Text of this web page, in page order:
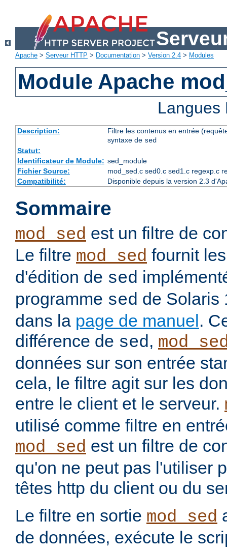
Apache > Serveur HTTP > Documentation > Version 2.4 > Modules
Module Apache
Description:
Filtre les contenus en entrée
syntaxe de sed
Statut:
Identificateur de Module: sed_module
Fichier Source:
mod_sed.c sed0.c sed1.c regexp.c
Compatibilité:
Disponible depuis la version 2.3
Sommaire
mod_sed est un filtre de
Le filtre mod_sed fournit
d'édition de sed
programme sed de Solaris
dans la page de manuel .
différence de sed,
données sur son entrée
cela, le filtre agit sur les
entre le client et le serveur.
utilisé comme filtre en
mod_sed est un filtre de
qu'on ne peut pas l'utiliser
têtes http du client ou du
Le filtre en sortie mod_sed
de données, exécute le